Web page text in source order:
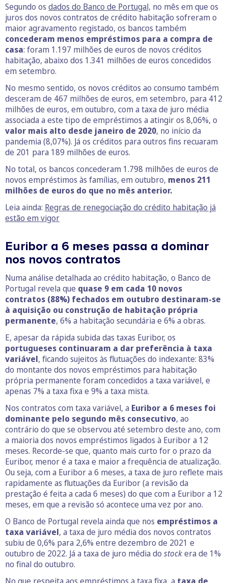
Segundo os dados do Banco de Portugal, no mês em que os
juros dos novos contratos de crédito habitação sofreram o
maior agravamento registado, os bancos também
concederam menos empréstimos para a compra de
casa: foram 1.197 milhões de euros de novos créditos
habitação, abaixo dos 1.341 milhões de euros concedidos
em setembro.
No mesmo sentido, os novos créditos ao consumo também
desceram de 467 milhões de euros, em setembro, para 412
milhões de euros, em outubro, com a taxa de juro média
associada a este tipo de empréstimos a atingir os 8,06%, o
valor mais alto desde janeiro de 2020, no início da
pandemia (8,07%). Já os créditos para outros fins recuaram
de 201 para 189 milhões de euros.
No total, os bancos concederam 1.798 milhões de euros de
novos empréstimos às famílias, em outubro, menos 211
milhões de euros do que no mês anterior.
Leia ainda: Regras de renegociação do crédito habitação já
estão em vigor
Euribor a 6 meses passa a dominar
nos novos contratos
Numa análise detalhada ao crédito habitação, o Banco de
Portugal revela que quase 9 em cada 10 novos
contratos (88%) fechados em outubro destinaram-se
à aquisição ou construção de habitação própria
permanente, 6% a habitação secundária e 6% a obras.
E, apesar da rápida subida das taxas Euribor, os
portugueses continuaram a dar preferência à taxa
variável, ficando sujeitos às flutuações do indexante: 83%
do montante dos novos empréstimos para habitação
própria permanente foram concedidos a taxa variável, e
apenas 7% a taxa fixa e 9% a taxa mista.
Nos contratos com taxa variável, a Euribor a 6 meses foi
dominante pelo segundo mês consecutivo, ao
contrário do que se observou até setembro deste ano, com
a maioria dos novos empréstimos ligados à Euribor a 12
meses. Recorde-se que, quanto mais curto for o prazo da
Euribor, menor é a taxa e maior a frequência de atualização.
Ou seja, com a Euribor a 6 meses, a taxa de juro reflete mais
rapidamente as flutuações da Euribor (a revisão da
prestação é feita a cada 6 meses) do que com a Euribor a 12
meses, em que a revisão só acontece uma vez por ano.
O Banco de Portugal revela ainda que nos empréstimos a
taxa variável, a taxa de juro média dos novos contratos
subiu de 0,6% para 2,6% entre dezembro de 2021 e
outubro de 2022. Já a taxa de juro média do stockera de 1%
no final do outubro.
No que respeita aos empréstimos a taxa fixa, a taxa de